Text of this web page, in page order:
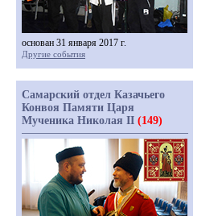
основан 31 января 2017 г.
Другие события
Самарский отдел Казачьего
Конвоя Памяти Царя
Мученика Николая II (149)